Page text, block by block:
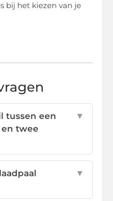
bij het kiezen van je
tussen een
twee
▼
▼